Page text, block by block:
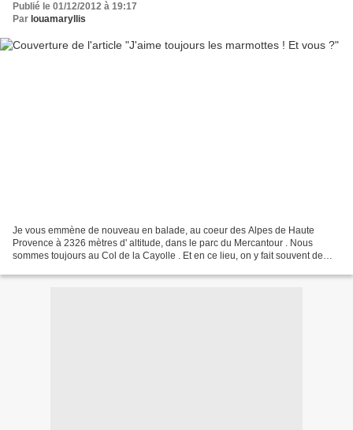
Publié le 01/12/2012 à 19:17
Par louamaryllis
Je vous emmène de nouveau en balade, au coeur des Alpes de Haute
Provence à 2326 mètres d' altitude, dans le parc du Mercantour . Nous
sommes toujours au Col de la Cayolle . Et en ce lieu, on y fait souvent de